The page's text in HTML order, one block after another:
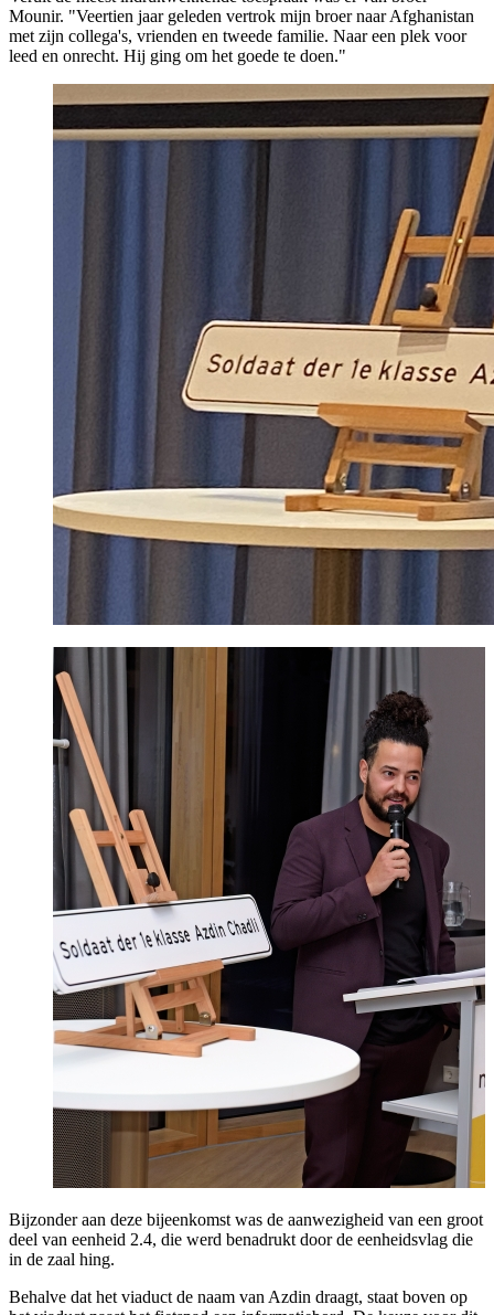
Mounir. "Veertien jaar geleden vertrok mijn broer naar Afghanistan
met zijn collega's, vrienden en tweede familie. Naar een plek voor
leed en onrecht. Hij ging om het goede te doen."
Bijzonder aan deze bijeenkomst was de aanwezigheid van een groot
deel van eenheid 2.4, die werd benadrukt door de eenheidsvlag die
in de zaal hing.
Behalve dat het viaduct de naam van Azdin draagt, staat boven op